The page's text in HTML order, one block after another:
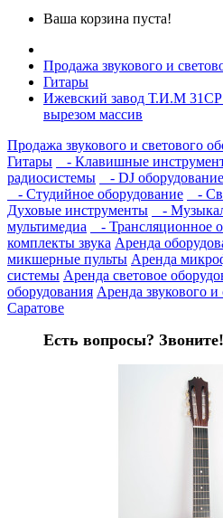
Ваша корзина пуста!
Продажа звукового и
Гитары
Ижевский завод Т.И.М 31CP
вырезом массив
Продажа звукового и светового
Гитары
- Клавишные
радиосистемы
- DJ оборудование
- Студийное оборудование
-
Духовые инструменты
-
мультимедиа
- Трансляционное
комплекты звука Аренда
микшерные пульты Аренда
системы Аренда световое
оборудования Аренда звукового и
Саратове
Есть вопросы?